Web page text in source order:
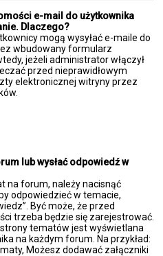
e-mail do użytkownika
Dlaczego?
mogą wysyłać e-maile do
wbudowany formularz
jeżeli administrator włączył
przed nieprawidłowym
elektronicznej witryny przez
lub wysłać odpowiedź w
na forum, należy nacisnąć
odpowiedzieć w temacie,
Być może, że przed
trzeba będzie się zarejestrować.
tematów jest wyświetlana
na każdym forum. Na przykład:
Możesz dodawać załączniki